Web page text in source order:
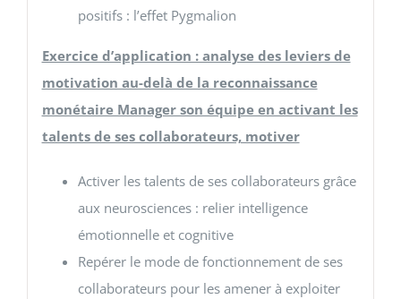
positifs : l’effet Pygmalion
Exercice d’application : analyse des leviers de
motivation au-delà de la reconnaissance
monétaire Manager son équipe en activant les
talents de ses collaborateurs, motiver
Activer les talents de ses collaborateurs grâce
aux neurosciences : relier intelligence
émotionnelle et cognitive
Repérer le mode de fonctionnement de ses
collaborateurs pour les amener à exploiter